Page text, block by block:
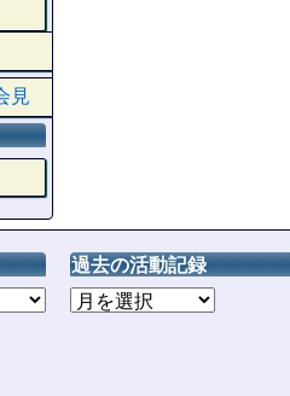
見
過去の活動記録